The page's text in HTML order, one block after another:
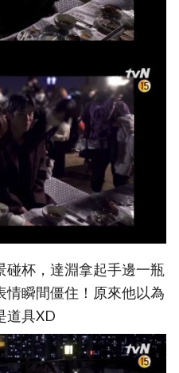
碰杯，達淵拿起手邊一瓶
情瞬間僵住！原來他以為
道具XD